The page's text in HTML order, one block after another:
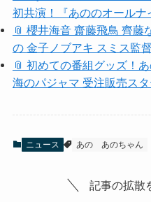
初共演！『あののオール
📎 櫻井海音 齋藤飛鳥 齊藤
の 金子ノブアキ スミス監
📎 初めての番組グッズ！
海のパジャマ 受注販売スタ
ニュース あの あのちゃん
記事の拡散